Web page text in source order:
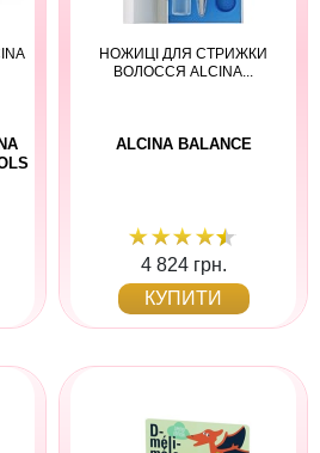
НОЖИЦІ ДЛЯ СТРИЖКИ
ВОЛОССЯ ALCINA...
ALCINA BALANCE
4 824 грн.
КУПИТИ